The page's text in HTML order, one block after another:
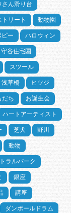
さん滑り台
リート 動物園
ピー ハロウィン
守谷住宅園
スツール
浅草橋 ヒツジ
だち お誕生会
ハートアーティスト
芝犬 野川
動物
ラルパーク
銀座
講座
ダンボールドラム